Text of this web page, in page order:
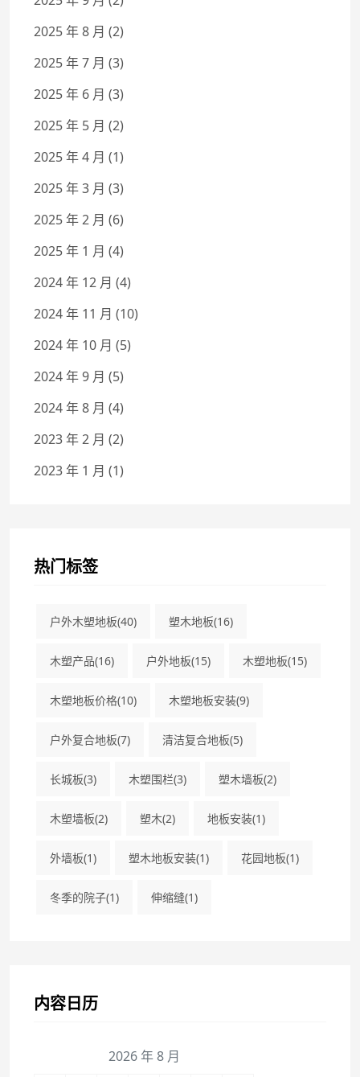
2025 年 8 月 (2)
2025 年 7 月 (3)
2025 年 6 月 (3)
2025 年 5 月 (2)
2025 年 4 月 (1)
2025 年 3 月 (3)
2025 年 2 月 (6)
2025 年 1 月 (4)
2024 年 12 月 (4)
2024 年 11 月 (10)
2024 年 10 月 (5)
2024 年 9 月 (5)
2024 年 8 月 (4)
2023 年 2 月 (2)
2023 年 1 月 (1)
热门标签
户外木塑地板(40) 塑木地板(16)
木塑产品(16) 户外地板(15) 木塑地板(15)
木塑地板价格(10) 木塑地板安装(9)
户外复合地板(7) 清洁复合地板(5)
长城板(3) 木塑围栏(3) 塑木墙板(2)
木塑墙板(2) 塑木(2) 地板安装(1)
外墙板(1) 塑木地板安装(1) 花园地板(1)
冬季的院子(1) 伸缩缝(1)
内容日历
2026 年 8 月